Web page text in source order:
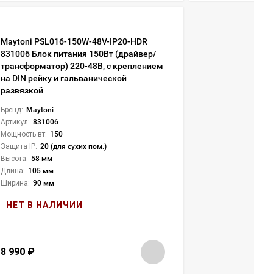
Maytoni PSL016-150W-48V-IP20-HDR
831006 Блок питания 150Вт (драйвер/
трансформатор) 220-48В, с креплением
на DIN рейку и гальванической
развязкой
Бренд: Maytoni
Артикул: 831006
Мощность вт: 150
Защита IP: 20 (для сухих пом.)
Высота: 58 мм
Длина: 105 мм
Ширина: 90 мм
НЕТ В НАЛИЧИИ
8 990 ₽